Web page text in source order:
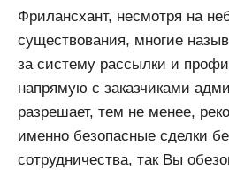
Фрилансхант, несмотря на
существования, многие
за систему рассылки и
напрямую с заказчиками
разрешает, тем не менее,
именно безопасные сделки
сотрудничества, так Вы